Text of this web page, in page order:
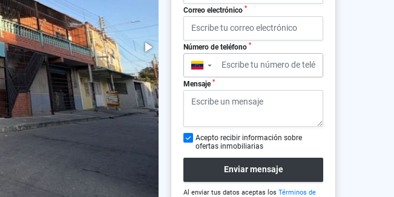
Correo electrónico *
Número de teléfono *
▼
Mensaje *
Acepto recibir información sobre
ofertas inmobiliarias
Enviar mensaje
Al enviar tus datos aceptas los Términos de